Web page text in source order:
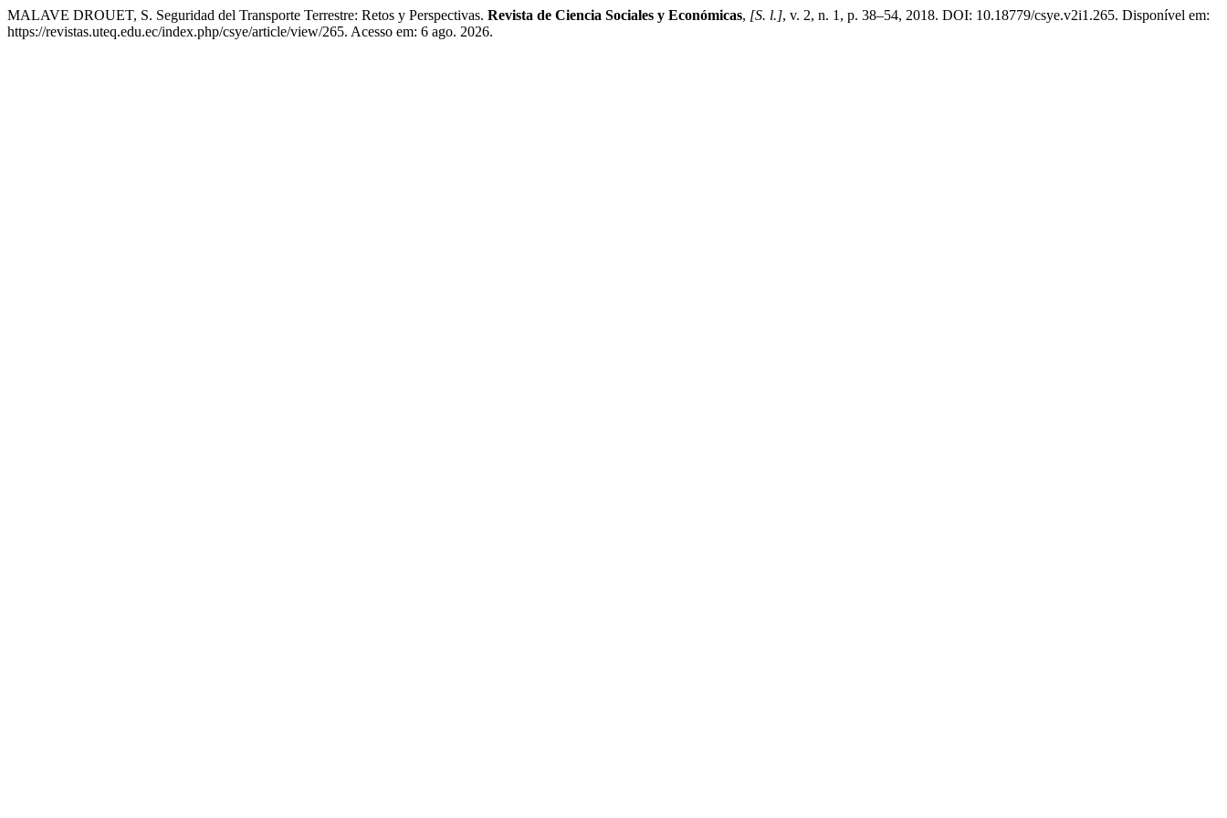
MALAVE DROUET, S. Seguridad del Transporte Terrestre: Retos y Perspectivas. Revista de Ciencia Sociales y Económicas, [S. l.], v. 2, n. 1, p. 38–54, 2018. DOI: 10.18779/csye.v2i1.265. Disponível em:
https://revistas.uteq.edu.ec/index.php/csye/article/view/265. Acesso em: 6 ago. 2026.